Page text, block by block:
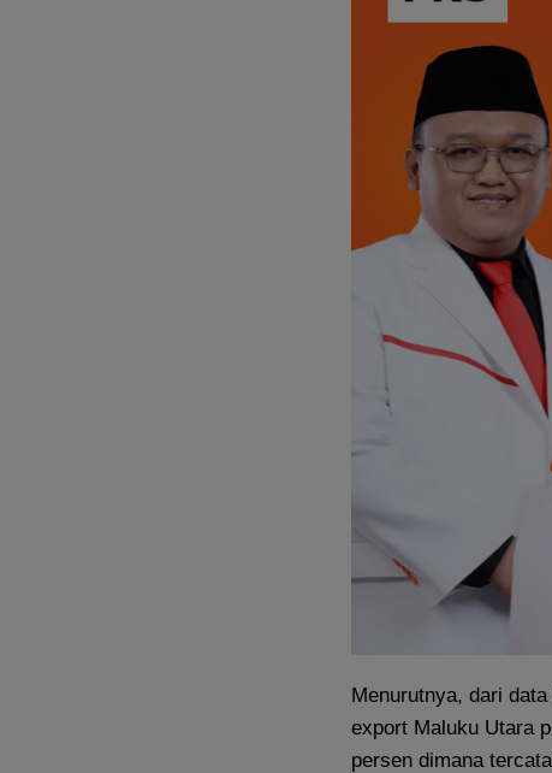
Menurutnya, dari
export Maluku Utara
persen dimana